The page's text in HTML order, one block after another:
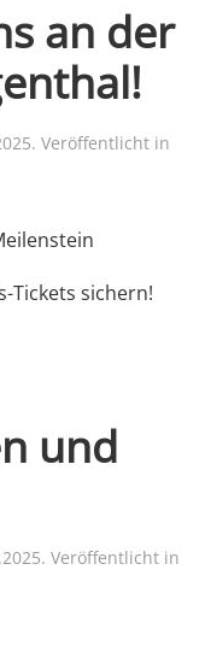
an der
. Veröffentlicht in
Tickets sichern!
und
. Veröffentlicht in